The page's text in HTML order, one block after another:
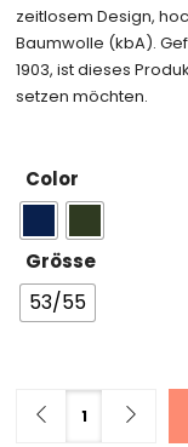
zeitlosem Design,
Baumwolle (kbA).
1903, ist dieses
setzen möchten.
Color
Grösse
53/55
Menge